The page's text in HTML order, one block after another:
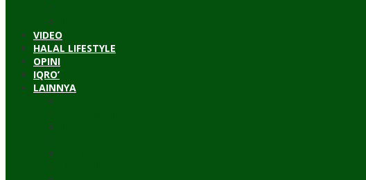
VIDEO
HALAL LIFESTYLE
OPINI
IQRO’
LAINNYA